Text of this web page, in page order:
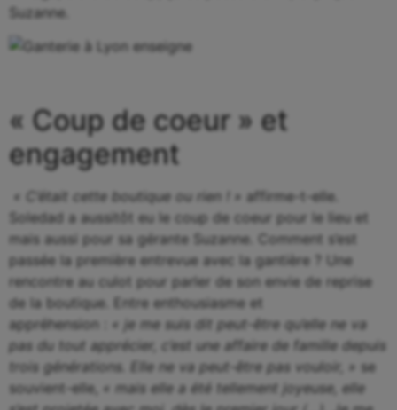
Suzanne.
« Coup de coeur » et
engagement
« C’était cette boutique ou rien ! » affirme-t-elle.
Soledad a aussitôt eu le coup de coeur pour le lieu et
mais aussi pour sa gérante Suzanne. Comment s’est
passée la première entrevue avec la gantière ? Une
rencontre au culot pour parler de son envie de reprise
de la boutique. Entre enthousiasme et
appréhension : « je me suis dit peut-être qu’elle ne va
pas du tout apprécier, c’est une affaire de famille depuis
trois générations. Elle ne va peut-être pas vouloir, » se
souvient-elle, « mais elle a été tellement joyeuse, elle